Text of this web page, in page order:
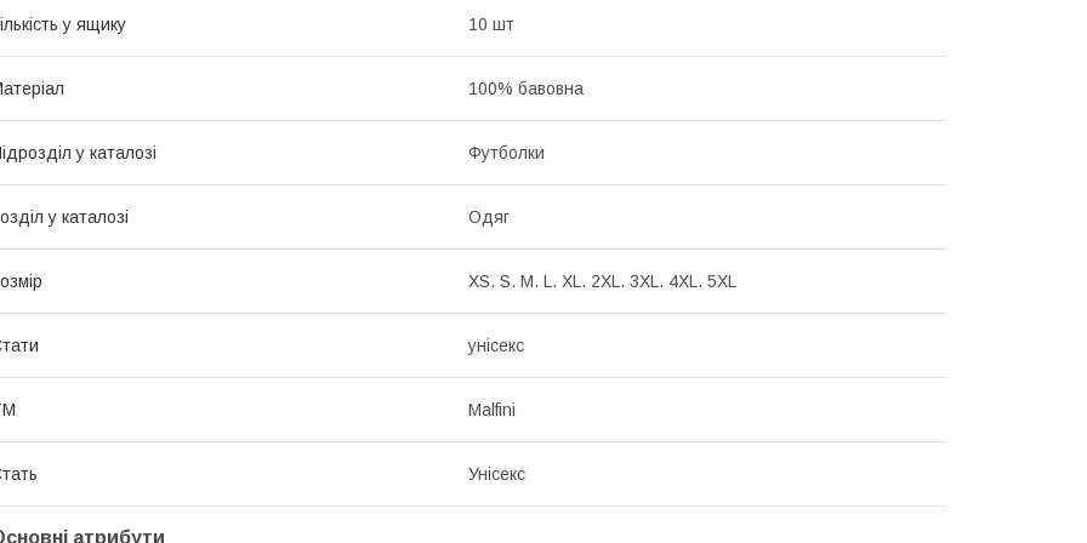
у ящику 10 шт
100% бавовна
у каталозі Футболки
у каталозі Одяг
XS. S. M. L. XL. 2XL. 3XL. 4XL. 5XL
унісекс
Malfini
Унісекс
атрибути